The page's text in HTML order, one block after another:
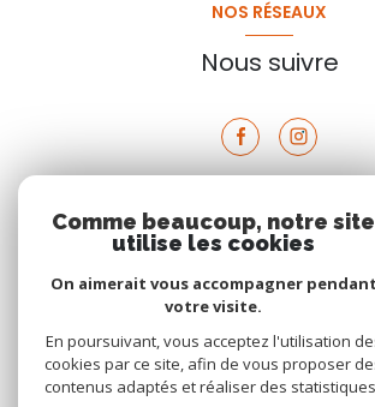
NOS RÉSEAUX
Nous suivre
VOTRE ESPACE
Espace propriétaire
SE CONNECTER
Comme beaucoup, notre site
utilise les cookies
On aimerait vous accompagner pendant
votre visite.
En poursuivant, vous acceptez l'utilisation
cookies par ce site, afin de vous proposer
contenus adaptés et réaliser des